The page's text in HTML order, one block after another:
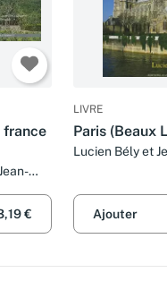
france
€
LIVRE
Paris (Beaux
Lucien Bély et
Ajouter